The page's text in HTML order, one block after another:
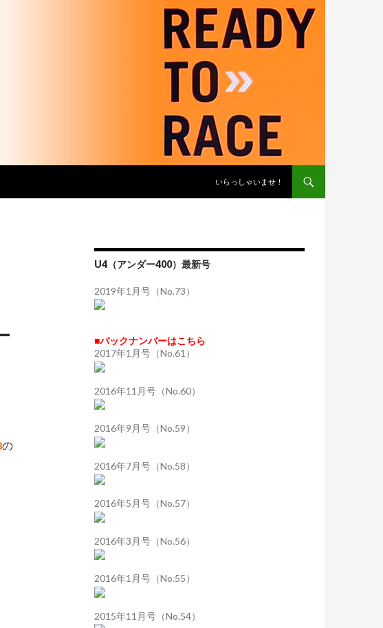
いらっしゃいませ！
の
U4（アンダー400）最新号
2019年1月号（No.73）
■バックナンバーはこちら
2017年1月号（No.61）
2016年11月号（No.60）
2016年9月号（No.59）
2016年7月号（No.58）
2016年5月号（No.57）
2016年3月号（No.56）
2016年1月号（No.55）
2015年11月号（No.54）